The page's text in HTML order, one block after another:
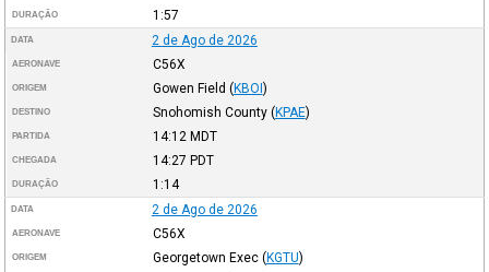
DURAÇÃO 1:57
DATA 2 de Ago de 2026
AERONAVE C56X
ORIGEM Gowen Field (KBOI)
DESTINO Snohomish County (KPAE)
PARTIDA 14:12 MDT
CHEGADA 14:27 PDT
DURAÇÃO 1:14
DATA 2 de Ago de 2026
AERONAVE C56X
ORIGEM Georgetown Exec (KGTU)